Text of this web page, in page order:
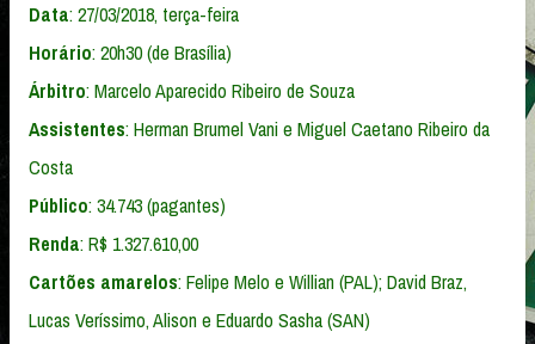
Data: 27/03/2018, terça-feira
Horário: 20h30 (de Brasília)
Árbitro: Marcelo Aparecido Ribeiro de Souza
Assistentes: Herman Brumel Vani e Miguel Caetano Ribeiro da
Costa
Público: 34.743 (pagantes)
Renda: R$ 1.327.610,00
Cartões amarelos: Felipe Melo e Willian (PAL); David Braz,
Lucas Veríssimo, Alison e Eduardo Sasha (SAN)